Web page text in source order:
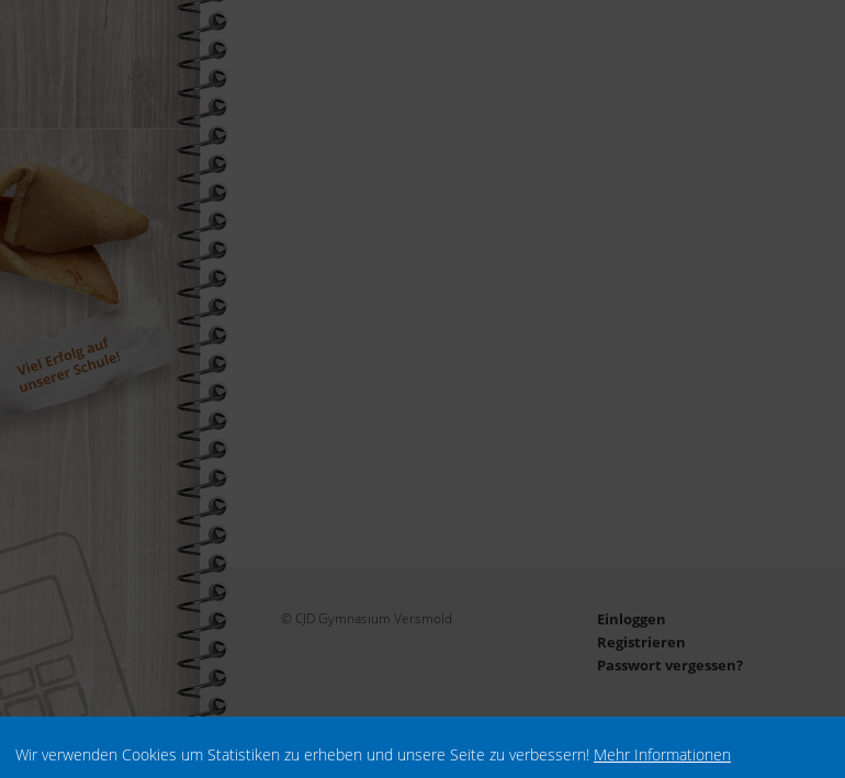
Wir verwenden Cookies um Statistiken zu erheben und unsere Seite zu verbessern! Mehr Informationen
© CJD Gymnasium Versmold
Einloggen
Registrieren
Passwort vergessen?